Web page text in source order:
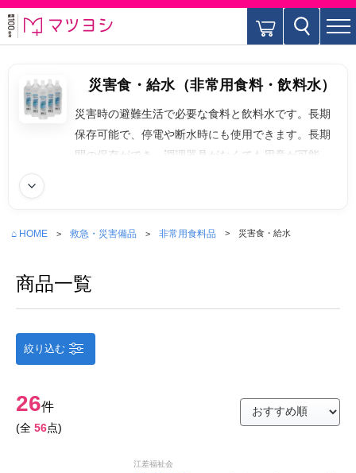
災害食・給水（非常用食料・飲料水）
災害時の避難生活で必要な食料と飲料水です。長期
保存可能で、停電や断水時にも使用できます。長期
間の保存ができ、調理器具がなくても用意が可能で
す。
続きを読む
⌂ HOME 救急・災害備品 非常用食料品 災害食・給水
商品一覧
絞り込む
26件
(全 56点)
江差福祉会